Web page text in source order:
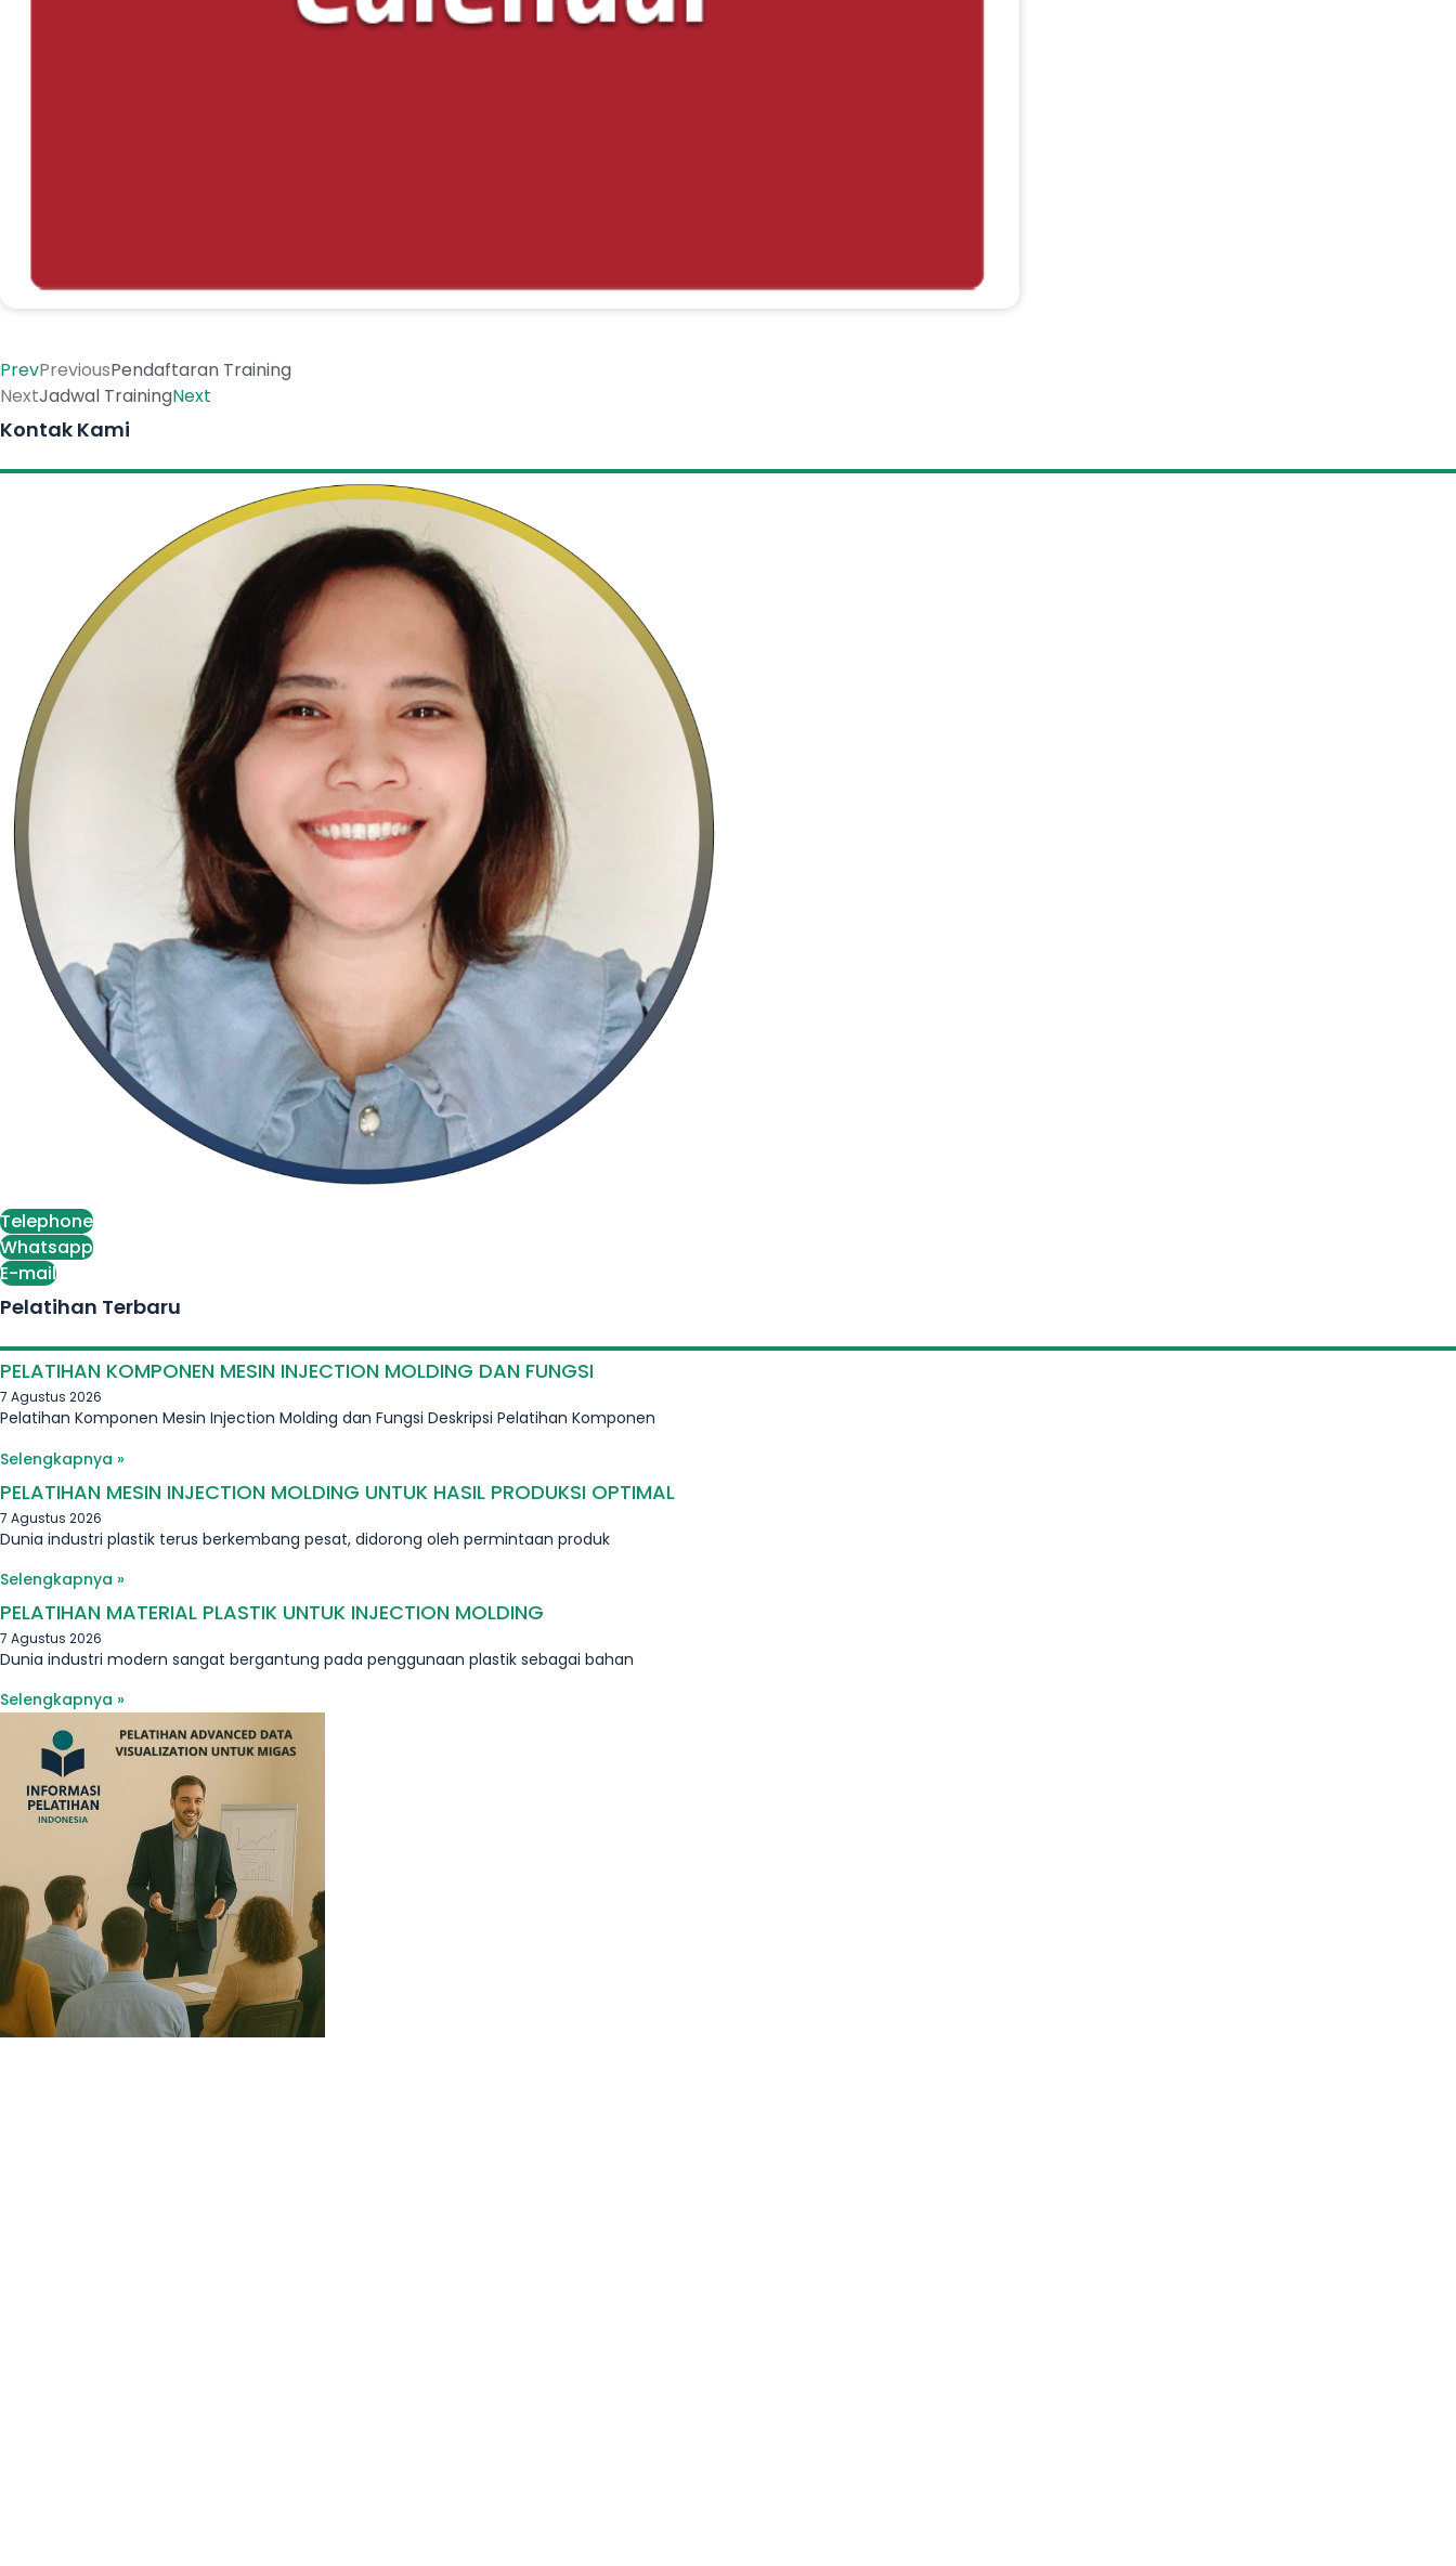
PrevPreviousPendaftaran Training
NextJadwal TrainingNext
Kontak Kami
Telephone
Whatsapp
E-mail
Pelatihan Terbaru
PELATIHAN KOMPONEN MESIN INJECTION MOLDING DAN FUNGSI
7 Agustus 2026
Pelatihan Komponen Mesin Injection Molding dan Fungsi Deskripsi Pelatihan Komponen
Selengkapnya »
PELATIHAN MESIN INJECTION MOLDING UNTUK HASIL PRODUKSI OPTIMAL
7 Agustus 2026
Dunia industri plastik terus berkembang pesat, didorong oleh permintaan produk
Selengkapnya »
PELATIHAN MATERIAL PLASTIK UNTUK INJECTION MOLDING
7 Agustus 2026
Dunia industri modern sangat bergantung pada penggunaan plastik sebagai bahan
Selengkapnya »